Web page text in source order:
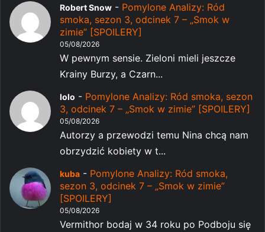
Robert Snow - Pomylone Analizy: Ród
smoka, sezon 3, odcinek 7 – „Smok w
zimie” [SPOILERY]
05/08/2026
W pewnym sensie. Zieloni mieli jeszcze
Krainy Burzy, a Czarn...
lolo - Pomylone Analizy: Ród smoka, sezon
3, odcinek 7 – „Smok w zimie” [SPOILERY]
05/08/2026
Autorzy a przewodzi temu Nina chcą nam
obrzydzić kobiety w t...
kuba - Pomylone Analizy: Ród smoka,
sezon 3, odcinek 7 – „Smok w zimie”
[SPOILERY]
05/08/2026
Vermithor bodaj w 34 roku po Podboju się